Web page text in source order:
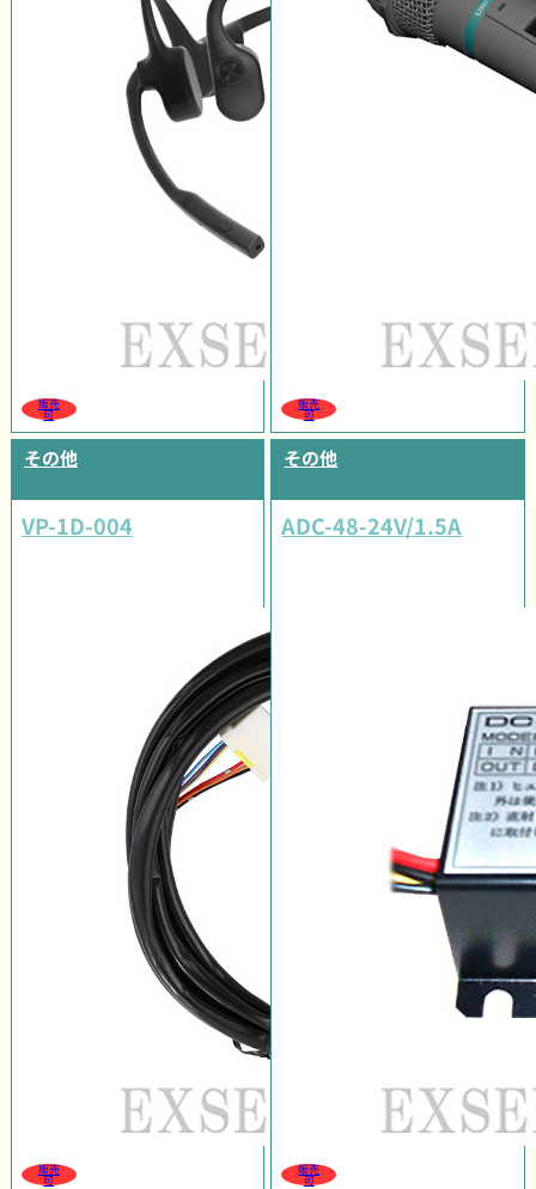
販売
可
販売
可
その他
VP-1D-004
販売
可
その他
ADC-48-24V/1.5A
販売
可